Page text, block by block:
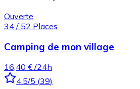
Ouverte
34 / 52 Places
Camping de mon village
16,40 € /24h
4.5/5 (39)